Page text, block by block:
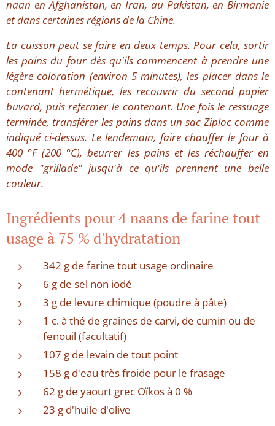
naan en Afghanistan, en Iran, au Pakistan, en Birmanie
et dans certaines régions de la Chine.
La cuisson peut se faire en deux temps. Pour cela, sortir
les pains du four dès qu'ils commencent à prendre une
légère coloration (environ 5 minutes), les placer dans le
contenant hermétique, les recouvrir du second papier
buvard, puis refermer le contenant. Une fois le ressuage
terminée, transférer les pains dans un sac Ziploc comme
indiqué ci-dessus. Le lendemain, faire chauffer le four à
400 °F (200 °C), beurrer les pains et les réchauffer en
mode "grillade" jusqu'à ce qu'ils prennent une belle
couleur.
Ingrédients pour 4 naans de farine tout
usage à 75 % d'hydratation
342 g de farine tout usage ordinaire
6 g de sel non iodé
3 g de levure chimique (poudre à pâte)
1 c. à thé de graines de carvi, de cumin ou de
fenouil (facultatif)
107 g de levain de tout point
158 g d'eau très froide pour le frasage
62 g de yaourt grec Oïkos à 0 %
23 g d'huile d'olive